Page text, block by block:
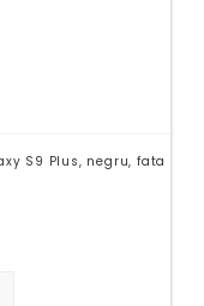
S9 Plus, negru, fata